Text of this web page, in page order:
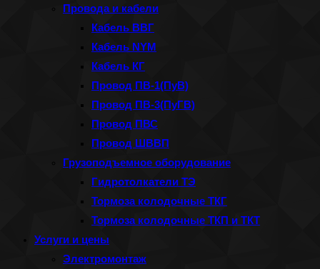
Провода и кабели
Кабель ВВГ
Кабель NYM
Кабель КГ
Провод ПВ-1(ПуВ)
Провод ПВ-3(ПуГВ)
Провод ПВС
Провод ШВВП
Грузоподъемное оборудование
Гидротолкатели ТЭ
Тормоза колодочные ТКГ
Тормоза колодочные ТКП и ТКТ
Услуги и цены
Электромонтаж